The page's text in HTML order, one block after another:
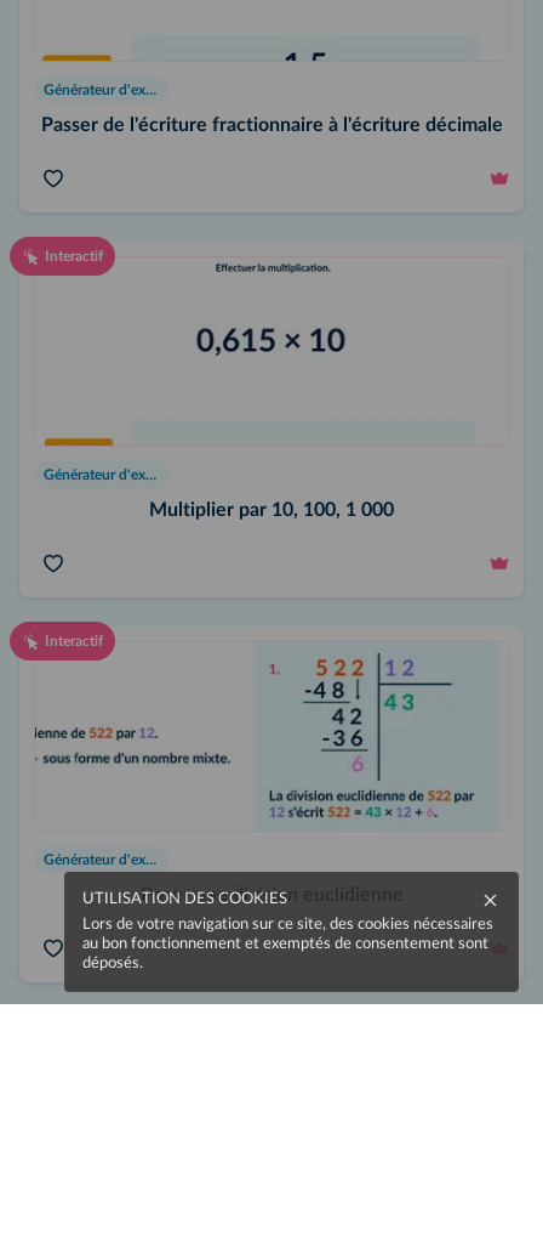
Générateur d'exercices
Passer de l'écriture fractionnaire à l'écriture décimale
Interactif
Générateur d'exercices
Multiplier par 10, 100, 1 000
Interactif
Générateur d'exercices
Poser une division euclidienne
UTILISATION DES COOKIES
Lors de votre navigation sur ce site, des cookies nécessaires
au bon fonctionnement et exemptés de consentement sont
déposés.